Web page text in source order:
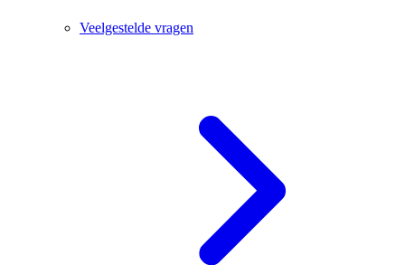
Veelgestelde vragen